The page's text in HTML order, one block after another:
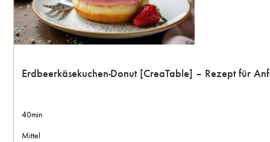
Erdbeerkäsekuchen-Donut [CreaTable] – Rezept für
40min
Mittel